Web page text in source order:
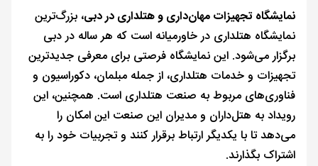
نمایشگاه تجهیزات مهان‌داری و هتلداری در دبی، بزرگ‌ترین
نمایشگاه هتلداری در خاورمیانه است که هر ساله در دبی
برگزار می‌شود. این نمایشگاه فرصتی برای معرفی جدیدترین
تجهیزات و خدمات هتلداری، از جمله مبلمان، دکوراسیون و
فناوری‌های مربوط به صنعت هتلداری است. همچنین، این
رویداد به هتل‌داران و مدیران این صنعت این امکان را
می‌دهد تا با یکدیگر ارتباط برقرار کنند و تجربیات خود را به
اشتراک بگذارند.